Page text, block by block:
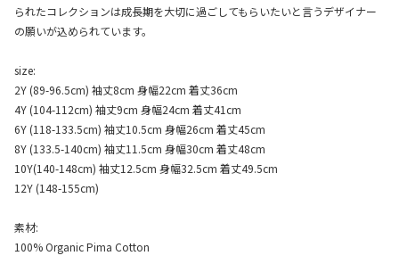
られたコレクションは成長期を大切に過ごしてもらいたいと言うデザイナー
の願いが込められています。
size:
2Y (89-96.5cm) 袖丈8cm 身幅22cm 着丈36cm
4Y (104-112cm) 袖丈9cm 身幅24cm 着丈41cm
6Y (118-133.5cm) 袖丈10.5cm 身幅26cm 着丈45cm
8Y (133.5-140cm) 袖丈11.5cm 身幅30cm 着丈48cm
10Y(140-148cm) 袖丈12.5cm 身幅32.5cm 着丈49.5cm
12Y (148-155cm)
素材:
100% Organic Pima Cotton